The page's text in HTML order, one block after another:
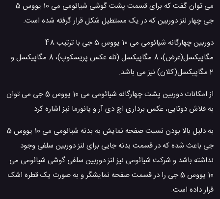
می توان گفت که برای قسمت پشت گوشی شیائومی می 10 یووس 5
جی چهار لنز دوربین که در یک مستطیل شکل قرار گرفته شده است.
دوربین چهارگانه شیائومی می 10 یووس 5 جی با ترتیب 48
مگاپیکسل(عرض)، 8 مگاپیکسل (تله عکس پریسکوپ)، 8 مگاپیکسل و
2 مگاپیکسل(کلان) نیز می باشد.
از امکانات دوربین پشت چهارگانه شیائومی می 10 یووس 5 جی می توان
به فلاش دوتایی، عکس برداری اچ دی آر و پانورما نیز اشاره کرد.
به دلیل بالا بودن نسبت صفحه نمایش به بدنه شیائومی می 10 یووس 5
جی باعث شده که در قسمت بدنه جایی برای لنز دوربین سلفی وجود
نداشته باشد و شرکت شیائومی نیز لنز دوربین سلفی گوشی شیائومی می
10 یووس 5 جی را در قسمت صفحه نمایشگر و به صورت یک قطره اشک
قرار داده است.